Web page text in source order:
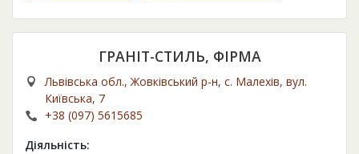
ГРАНІТ-СТИЛЬ, ФІРМА
Львівська обл., Жовківський р-н, с. Малехів, вул.
Київська, 7
+38 (097) 5615685
Діяльність: